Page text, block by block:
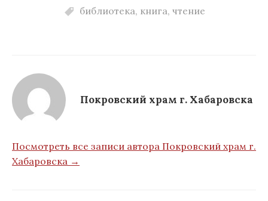
библиотека, книга, чтение
Покровский храм г. Хабаровска
Посмотреть все записи автора Покровский храм г.
Хабаровска →